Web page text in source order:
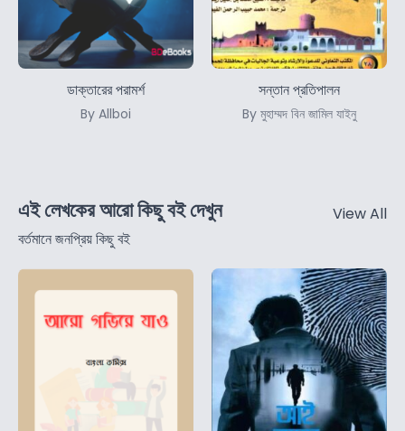
ডাক্তারের পরামর্শ
By Allboi
সন্তান প্রতিপালন
By মুহাম্মদ বিন জামিল যাইনু
এই লেখকের আরো কিছু বই দেখুন
বর্তমানে জনপ্রিয় কিছু বই
View All